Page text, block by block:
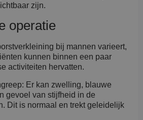
zijn.
operatie
bij mannen varieert,
kunnen binnen een paar
activiteiten hervatten.
Er kan zwelling, blauwe
gevoel van stijfheid in de
Dit is normaal en trekt geleidelijk